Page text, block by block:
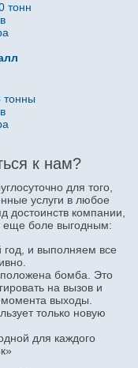
тонн
тонны
к нам?
для того,
услуги в любое
достоинств компании,
еще боле выгодным:
и выполняем все
бомба. Это
на вызов и
выходы.
только новую
для каждого